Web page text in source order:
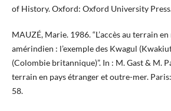
of History. Oxford: Oxford University
MAUZÉ, Marie. 1986. “L’accès au terrain
amérindien : l’exemple des Kwagul
(Colombie britannique)”. In : M. Gast & M.
terrain en pays étranger et outre-mer.
58.